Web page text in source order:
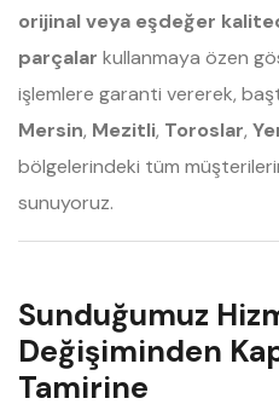
orijinal veya eşdeğer
parçalar kullanmaya özen
işlemlere garanti vererek,
Mersin, Mezitli, Toroslar,
bölgelerindeki tüm
sunuyoruz.
Sunduğumuz
Değişiminden
Tamirine